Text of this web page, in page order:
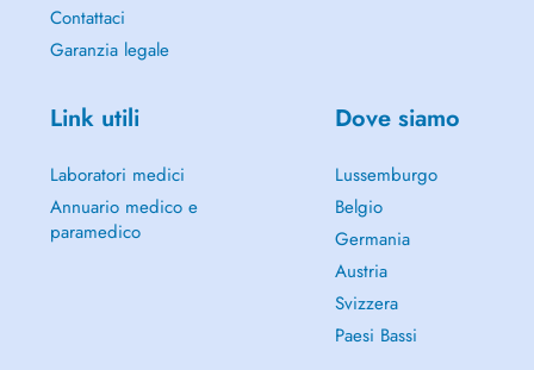
Contattaci
Garanzia legale
Link utili
Laboratori medici
Annuario medico e
paramedico
Dove siamo
Lussemburgo
Belgio
Germania
Austria
Svizzera
Paesi Bassi